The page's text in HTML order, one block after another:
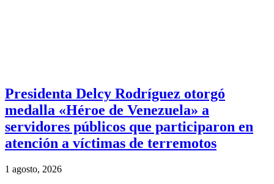
Presidenta Delcy Rodríguez otorgó
medalla «Héroe de Venezuela» a
servidores públicos que participaron en
atención a víctimas de terremotos
1 agosto, 2026